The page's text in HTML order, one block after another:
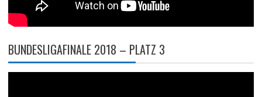
BUNDESLIGAFINALE 2018 – PLATZ 3